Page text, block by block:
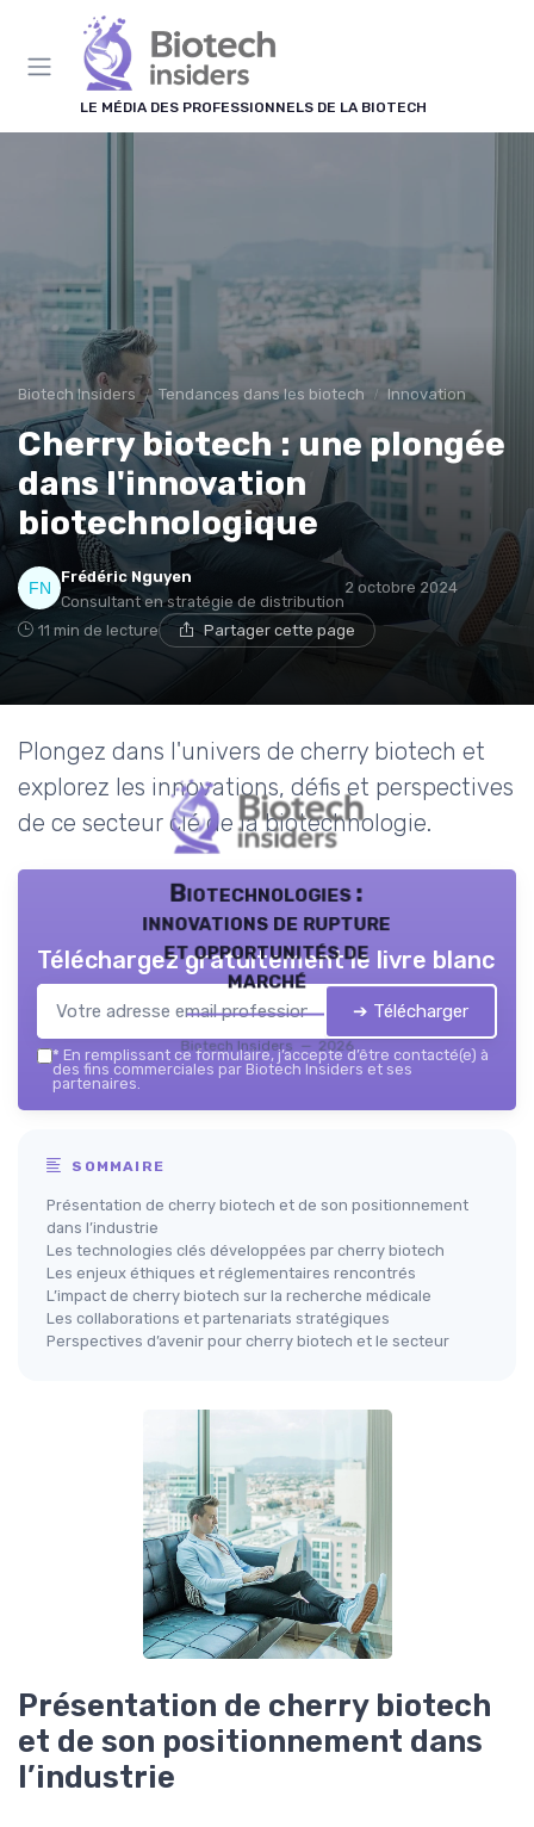
LE MÉDIA DES PROFESSIONNELS DE LA BIOTECH
Biotech Insiders Tendances dans les biotech Innovation
Cherry biotech : une plongée
dans l'innovation
biotechnologique
Frédéric Nguyen
Consultant en stratégie de distribution
2 octobre 2024
11 min de lecture Partager cette page
Plongez dans l'univers de cherry biotech et
explorez les innovations, défis et perspectives
de ce secteur clé de la biotechnologie.
Biotechnologies :
innovations de rupture
et opportunités de
marché
Biotech Insiders — 2026
Téléchargez gratuitement le livre blanc
➔ Télécharger
* En remplissant ce formulaire, j’accepte d’être contacté(e) à
des fins commerciales par Biotech Insiders et ses
partenaires.
SOMMAIRE
Présentation de cherry biotech et de son positionnement
dans l’industrie
Les technologies clés développées par cherry biotech
Les enjeux éthiques et réglementaires rencontrés
L’impact de cherry biotech sur la recherche médicale
Les collaborations et partenariats stratégiques
Perspectives d’avenir pour cherry biotech et le secteur
Présentation de cherry biotech
et de son positionnement dans
l’industrie
Panneau de gestion des cookies